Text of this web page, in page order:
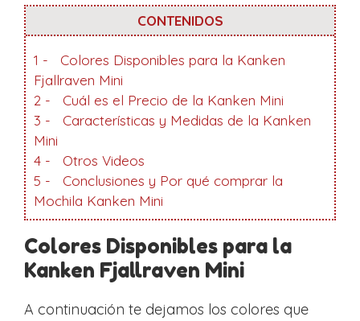
CONTENIDOS
1
Colores Disponibles para la Kanken
Fjallraven Mini
2
Cuál es el Precio de la Kanken Mini
3
Características y Medidas de la Kanken
Mini
4
Otros Videos
5
Conclusiones y Por qué comprar la
Mochila Kanken Mini
Colores Disponibles para la
Kanken Fjallraven Mini
A continuación te dejamos los colores que